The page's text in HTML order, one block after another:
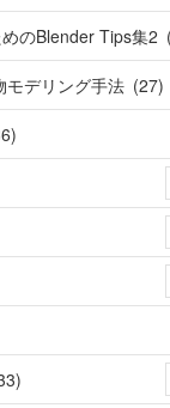
のBlender Tips集2
モデリング手法 (27)